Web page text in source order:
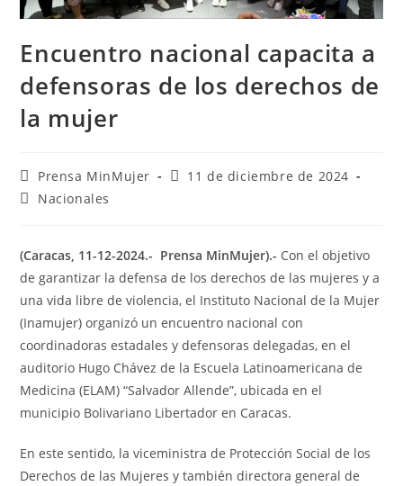
Encuentro nacional capacita a
defensoras de los derechos de
la mujer
Prensa MinMujer
11 de diciembre de 2024
Nacionales
(Caracas, 11-12-2024.- Prensa MinMujer).- Con el objetivo
de garantizar la defensa de los derechos de las mujeres y a
una vida libre de violencia, el Instituto Nacional de la Mujer
(Inamujer) organizó un encuentro nacional con
coordinadoras estadales y defensoras delegadas, en el
auditorio Hugo Chávez de la Escuela Latinoamericana de
Medicina (ELAM) “Salvador Allende”, ubicada en el
municipio Bolivariano Libertador en Caracas.
En este sentido, la viceministra de Protección Social de los
Derechos de las Mujeres y también directora general de